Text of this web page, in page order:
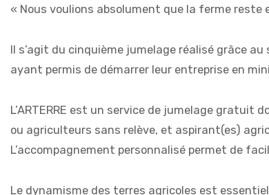
« Nous voulions absolument que la ferme reste
Il s’agit du cinquième jumelage réalisé grâce au
ayant permis de démarrer leur entreprise en
L’ARTERRE est un service de jumelage
ou agriculteurs sans relève, et aspirant(es)
L’accompagnement personnalisé permet de
Le dynamisme des terres agricoles est